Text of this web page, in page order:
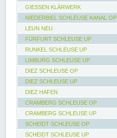
GIESSEN KLÄRWERK
NIEDERBIEL SCHLEUSE KANAL OP
LEUN NEU
FÜRFURT SCHLEUSE UP
RUNKEL SCHLEUSE UP
LIMBURG SCHLEUSE UP
DIEZ SCHLEUSE OP
DIEZ SCHLEUSE UP
DIEZ HAFEN
CRAMBERG SCHLEUSE OP
CRAMBERG SCHLEUSE UP
SCHEIDT SCHLEUSE OP
SCHEIDT SCHLEUSE UP